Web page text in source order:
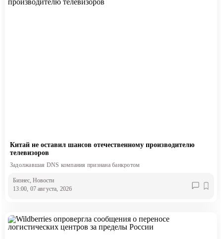
Китай не оставил шансов отечественному производителю
телевизоров
Задолжавшая DNS компания признана банкротом
Бизнес, Новости
13:00, 07 августа, 2026